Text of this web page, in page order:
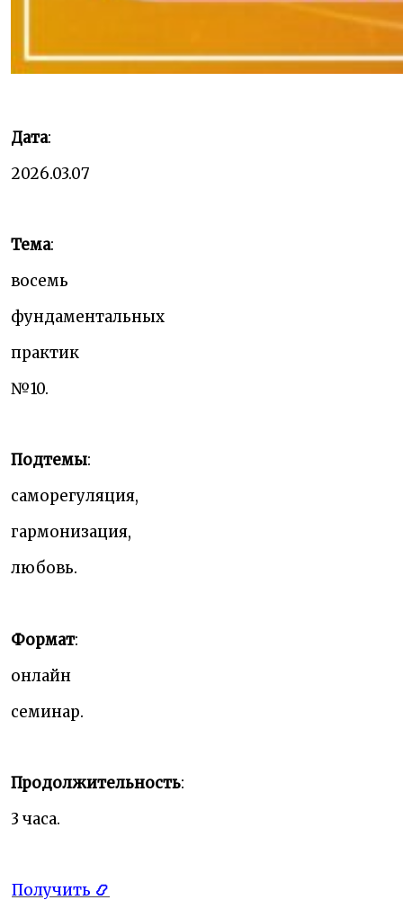
Дата:
2026.03.07
Тема:
восемь
фундаментальных
практик
№10.
Подтемы:
cаморегуляция,
гармонизация,
любовь.
Формат:
онлайн
семинар.
Продолжительность:
3 часа.
Получить 📿